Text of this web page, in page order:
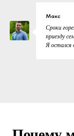
Макс
Сроки
приезду
Я остался